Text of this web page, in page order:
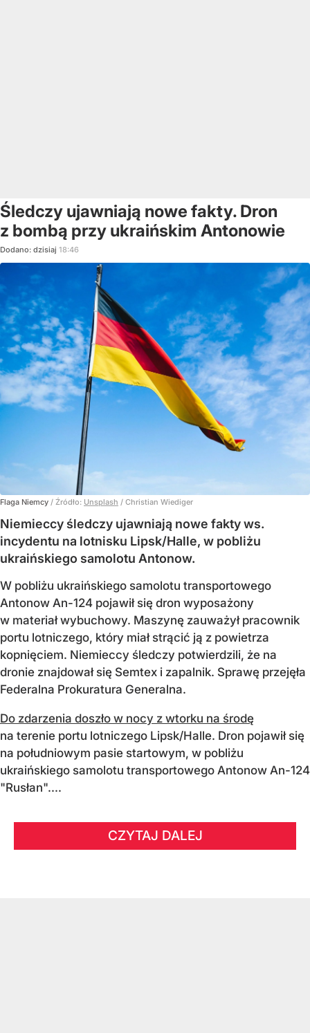
Śledczy ujawniają nowe fakty. Dron
z bombą przy ukraińskim Antonowie
Dodano: dzisiaj 18:46
Flaga Niemcy / Źródło: Unsplash / Christian Wiediger
Niemieccy śledczy ujawniają nowe fakty ws.
incydentu na lotnisku Lipsk/Halle, w pobliżu
ukraińskiego samolotu Antonow.
W pobliżu ukraińskiego samolotu transportowego
Antonow An-124 pojawił się dron wyposażony
w materiał wybuchowy. Maszynę zauważył pracownik
portu lotniczego, który miał strącić ją z powietrza
kopnięciem. Niemieccy śledczy potwierdzili, że na
dronie znajdował się Semtex i zapalnik. Sprawę przejęła
Federalna Prokuratura Generalna.
Do zdarzenia doszło w nocy z wtorku na środę
na terenie portu lotniczego Lipsk/Halle. Dron pojawił się
na południowym pasie startowym, w pobliżu
ukraińskiego samolotu transportowego Antonow An-124
"Rusłan"....
CZYTAJ DALEJ